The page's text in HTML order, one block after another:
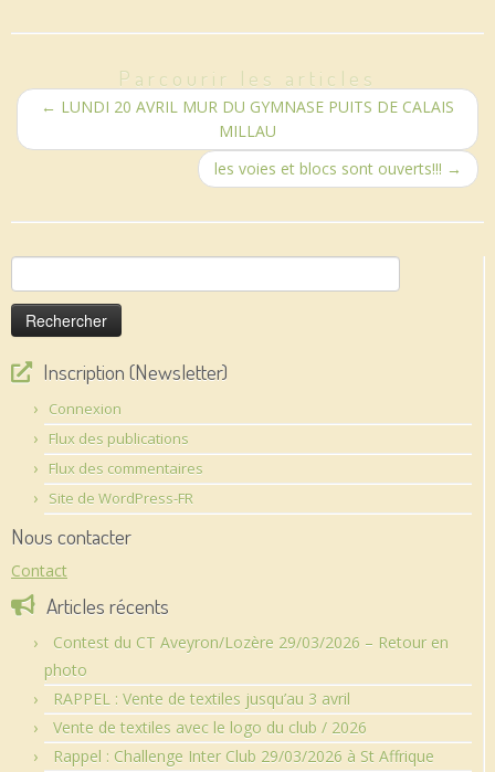
Parcourir les articles
← LUNDI 20 AVRIL MUR DU GYMNASE PUITS DE CALAIS
MILLAU
les voies et blocs sont ouverts!!! →
Rechercher :
Inscription (Newsletter)
Connexion
Flux des publications
Flux des commentaires
Site de WordPress-FR
Nous contacter
Contact
Articles récents
Contest du CT Aveyron/Lozère 29/03/2026 – Retour en
photo
RAPPEL : Vente de textiles jusqu’au 3 avril
Vente de textiles avec le logo du club / 2026
Rappel : Challenge Inter Club 29/03/2026 à St Affrique